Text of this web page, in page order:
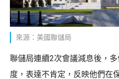
來源：美國聯儲局
聯儲局連續2次會議減息後，
度，表達不肯定，反映他們在